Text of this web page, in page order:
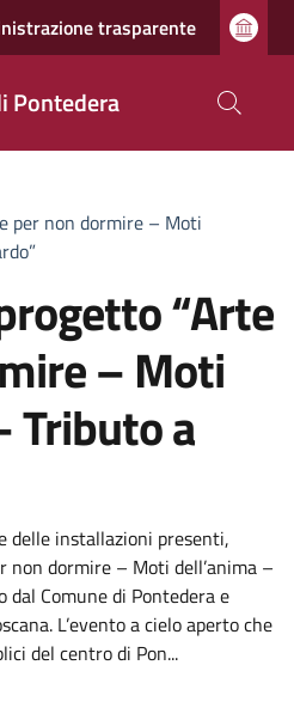
trasparente
Pontedera
per non dormire – Moti
“Arte
– Moti
Tributo a
delle installazioni presenti,
non dormire – Moti dell’anima –
dal Comune di Pontedera e
L’evento a cielo aperto che
del centro di Pon...